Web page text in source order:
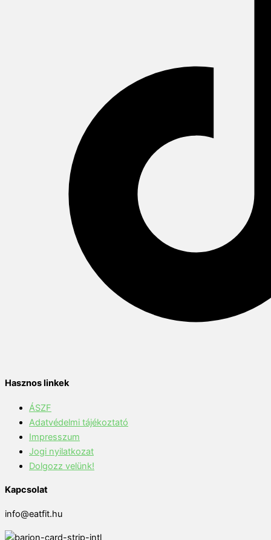
Hasznos linkek
ÁSZF
Adatvédelmi tájékoztató
Impresszum
Jogi nyilatkozat
Dolgozz velünk!
Kapcsolat
info@eatfit.hu